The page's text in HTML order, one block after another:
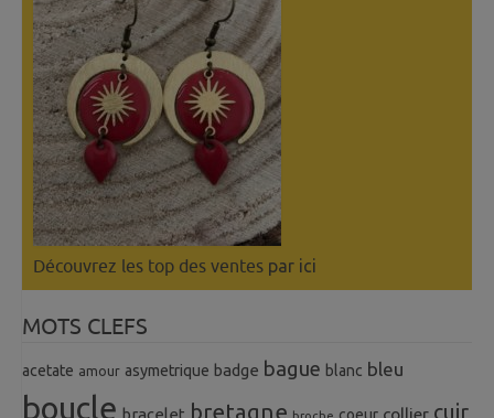
Découvrez les top des ventes par ici
MOTS CLEFS
acetate amour asymetrique badge bague blanc bleu
boucle bracelet bretagne broche coeur collier cuir